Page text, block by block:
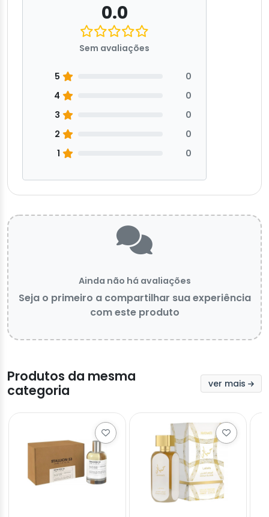
0.0
Sem avaliações
5
0
4
0
3
0
2
0
1
0
Ainda não há avaliações
Seja o primeiro a compartilhar sua experiência
com este produto
Produtos da mesma
categoria
ver mais